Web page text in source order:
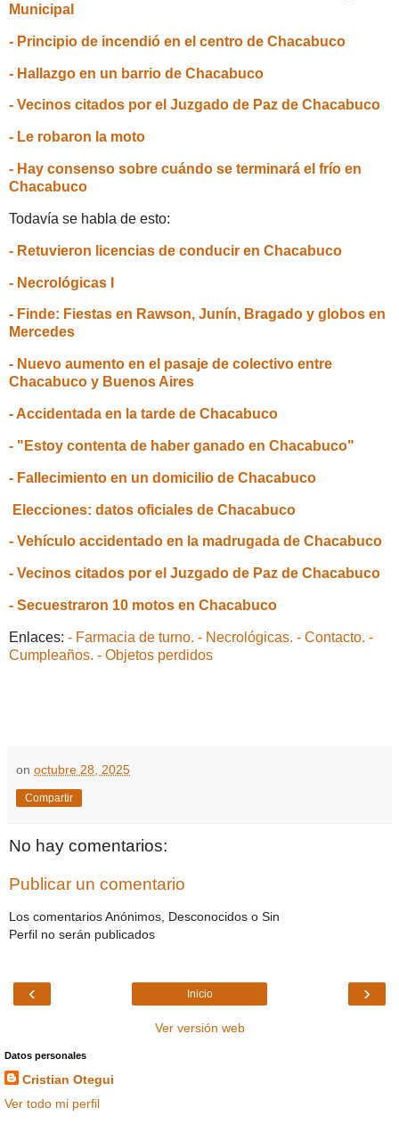
Municipal
- Principio de incendió en el centro de Chacabuco
- Hallazgo en un barrio de Chacabuco
- Vecinos citados por el Juzgado de Paz de Chacabuco
- Le robaron la moto
- Hay consenso sobre cuándo se terminará el frío en
Chacabuco
Todavía se habla de esto:
- Retuvieron licencias de conducir en Chacabuco
- Necrológicas I
- Finde: Fiestas en Rawson, Junín, Bragado y globos en
Mercedes
- Nuevo aumento en el pasaje de colectivo entre
Chacabuco y Buenos Aires
- Accidentada en la tarde de Chacabuco
- "Estoy contenta de haber ganado en Chacabuco"
- Fallecimiento en un domicilio de Chacabuco
Elecciones: datos oficiales de Chacabuco
- Vehículo accidentado en la madrugada de Chacabuco
- Vecinos citados por el Juzgado de Paz de Chacabuco
- Secuestraron 10 motos en Chacabuco
Enlaces: - Farmacia de turno. - Necrológicas. - Contacto. -
Cumpleaños. - Objetos perdidos
on octubre 28, 2025
Compartir
No hay comentarios:
Publicar un comentario
Los comentarios Anónimos, Desconocidos o Sin
Perfil no serán publicados
‹ ›
Inicio
Ver versión web
Datos personales
Cristian Otegui
Ver todo mi perfil